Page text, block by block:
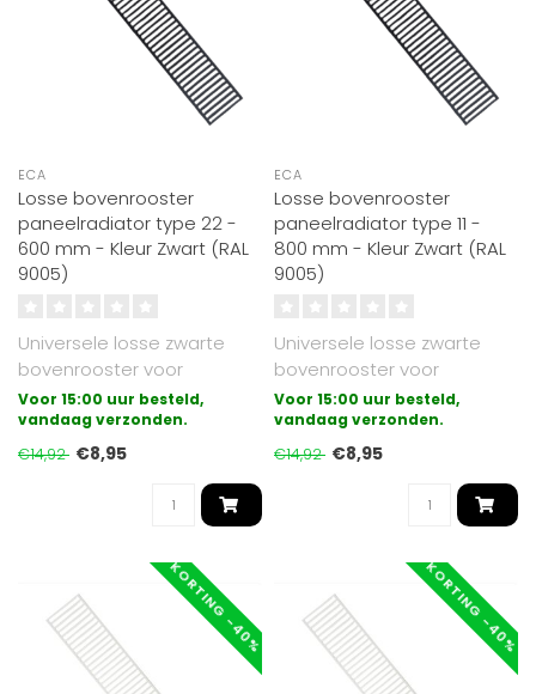
ECA
Losse bovenrooster
paneelradiator type 22 -
600 mm - Kleur Zwart (RAL
9005)
Universele losse zwarte
bovenrooster voor
paneelradiatoren
uitgevoerd in type 22..
Voor 15:00 uur besteld,
vandaag verzonden.
€14,92 €8,95
ECA
Losse bovenrooster
paneelradiator type 11 -
800 mm - Kleur Zwart (RAL
9005)
Universele losse zwarte
bovenrooster voor
paneelradiatoren
uitgevoerd in type 11..
Voor 15:00 uur besteld,
vandaag verzonden.
€14,92 €8,95
KORTING -40% KORTING -40%